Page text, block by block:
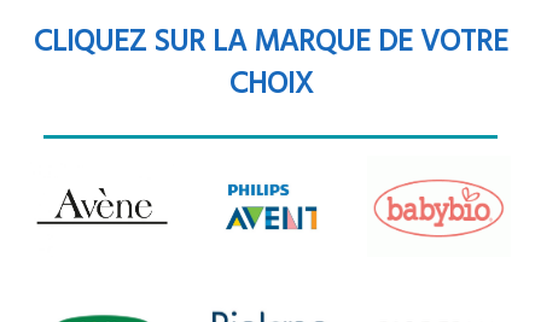
CLIQUEZ SUR LA MARQUE DE VOTRE
CHOIX